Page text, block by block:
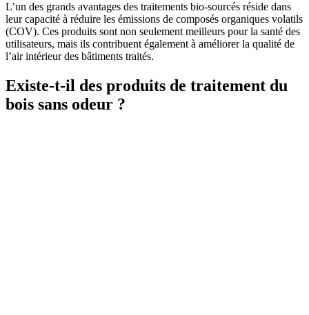
L’un des grands avantages des traitements bio-sourcés réside dans
leur capacité à réduire les émissions de composés organiques volatils
(COV). Ces produits sont non seulement meilleurs pour la santé des
utilisateurs, mais ils contribuent également à améliorer la qualité de
l’air intérieur des bâtiments traités.
Existe-t-il des produits de traitement du
bois sans odeur ?